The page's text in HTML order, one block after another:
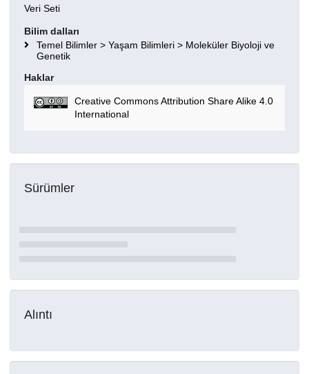
Veri Seti
Bilim dalları
Temel Bilimler > Yaşam Bilimleri > Moleküler Biyoloji ve
Genetik
Haklar
Creative Commons Attribution Share Alike 4.0
International
Sürümler
Alıntı